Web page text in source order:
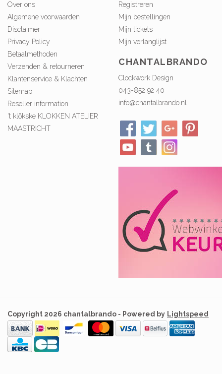
Over ons
Algemene voorwaarden
Disclaimer
Privacy Policy
Betaalmethoden
Verzenden & retourneren
Klantenservice & Klachten
Sitemap
Reseller information
't klökske KLOKKEN ATELIER
MAASTRICHT
Registreren
Mijn bestellingen
Mijn tickets
Mijn verlanglijst
CHANTALBRANDO
Clockwork Design
043-852 92 40
info@chantalbrando.nl
Copyright 2026 chantalbrando - Powered by Lightspeed